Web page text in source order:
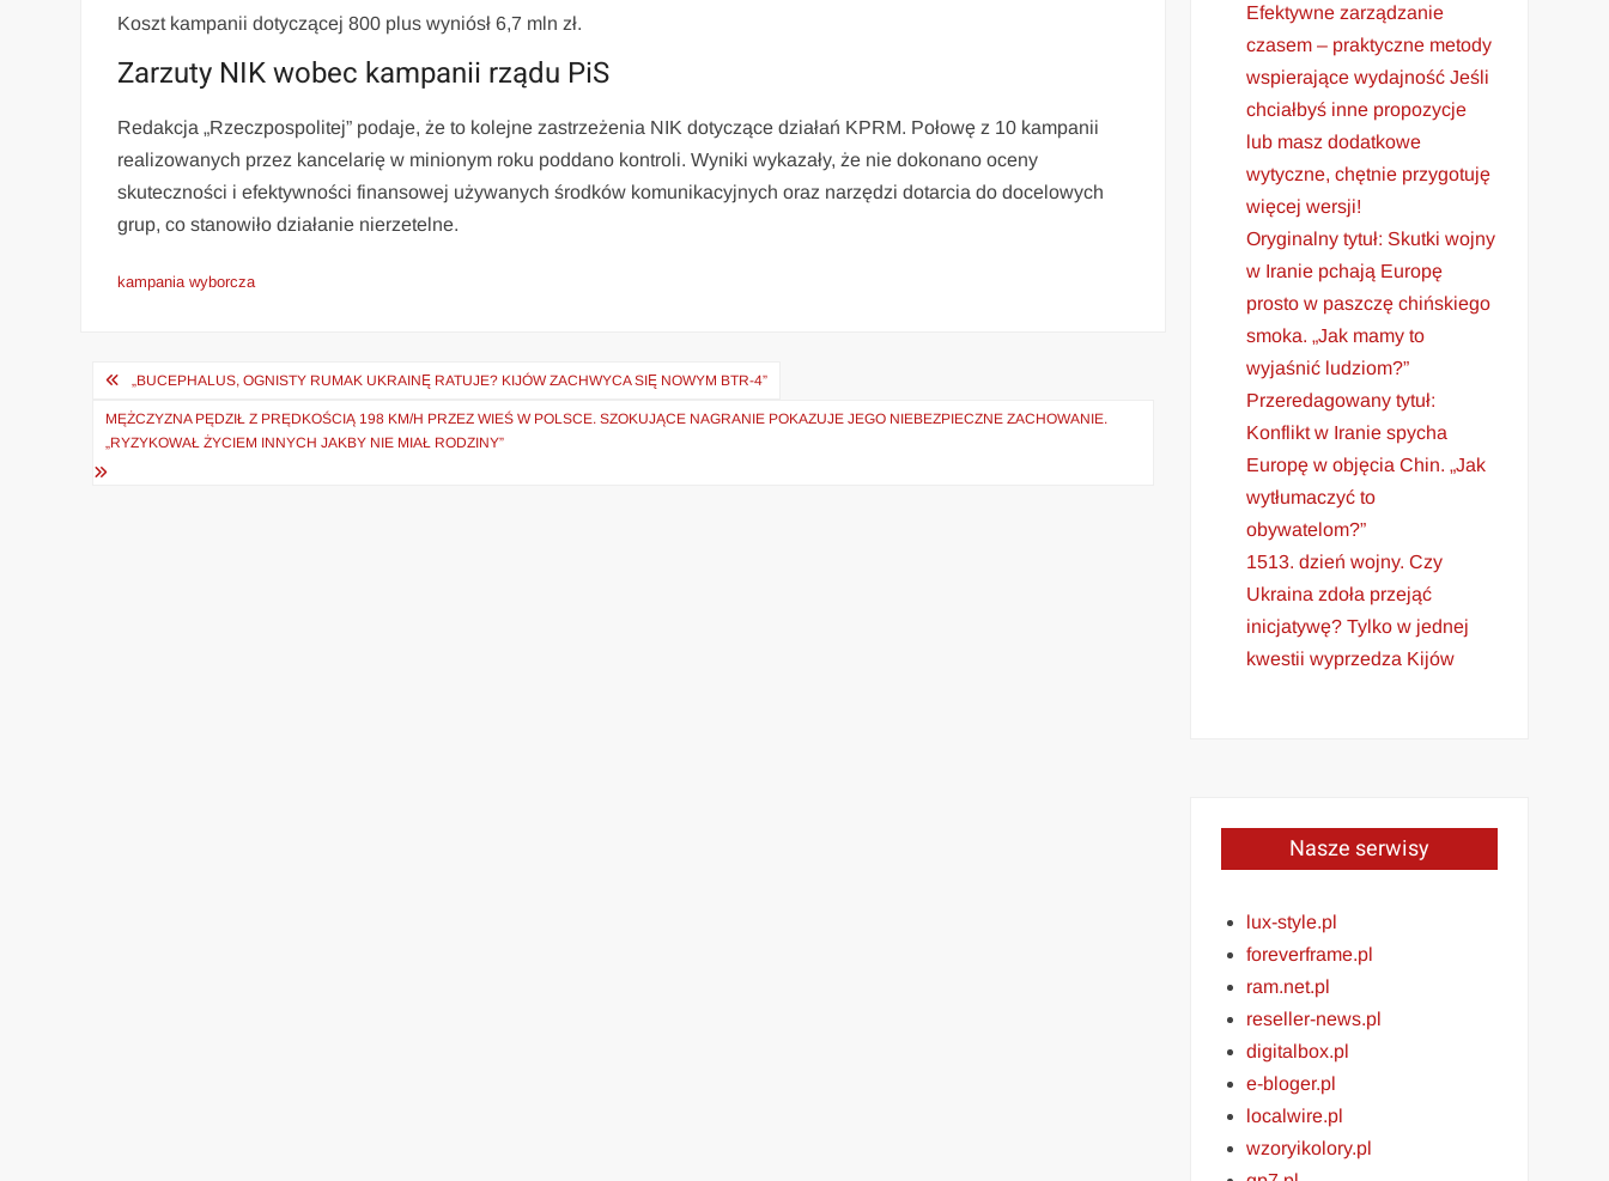
Koszt kampanii dotyczącej 800 plus wyniósł 6,7 mln zł.
Zarzuty NIK wobec kampanii rządu PiS
Redakcja „Rzeczpospolitej” podaje, że to kolejne zastrzeżenia NIK dotyczące działań KPRM. Połowę z 10 kampanii
realizowanych przez kancelarię w minionym roku poddano kontroli. Wyniki wykazały, że nie dokonano oceny
skuteczności i efektywności finansowej używanych środków komunikacyjnych oraz narzędzi dotarcia do docelowych
grup, co stanowiło działanie nierzetelne.
kampania wyborcza
Nawigacja
wpisu
„BUCEPHALUS, OGNISTY RUMAK UKRAINĘ RATUJE? KIJÓW ZACHWYCA SIĘ NOWYM BTR-4”
MĘŻCZYZNA PĘDZIŁ Z PRĘDKOŚCIĄ 198 KM/H PRZEZ WIEŚ W POLSCE. SZOKUJĄCE NAGRANIE POKAZUJE JEGO NIEBEZPIECZNE ZACHOWANIE.
„RYZYKOWAŁ ŻYCIEM INNYCH JAKBY NIE MIAŁ RODZINY”
Efektywne zarządzanie
czasem – praktyczne metody
wspierające wydajność Jeśli
chciałbyś inne propozycje
lub masz dodatkowe
wytyczne, chętnie przygotuję
więcej wersji!
Oryginalny tytuł: Skutki wojny
w Iranie pchają Europę
prosto w paszczę chińskiego
smoka. „Jak mamy to
wyjaśnić ludziom?”
Przeredagowany tytuł:
Konflikt w Iranie spycha
Europę w objęcia Chin. „Jak
wytłumaczyć to
obywatelom?”
1513. dzień wojny. Czy
Ukraina zdoła przejąć
inicjatywę? Tylko w jednej
kwestii wyprzedza Kijów
Nasze serwisy
lux-style.pl
foreverframe.pl
ram.net.pl
reseller-news.pl
digitalbox.pl
e-bloger.pl
localwire.pl
wzoryikolory.pl